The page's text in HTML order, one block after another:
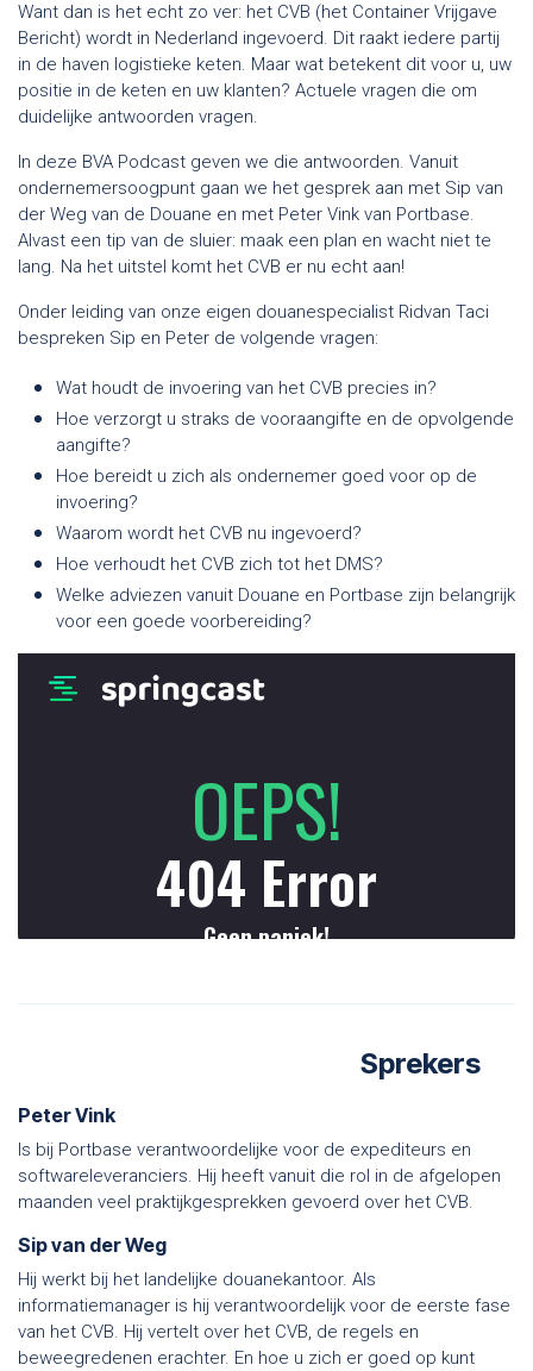
Want dan is het echt zo ver: het CVB (het Container Vrijgave
Bericht) wordt in Nederland ingevoerd. Dit raakt iedere partij
in de haven logistieke keten. Maar wat betekent dit voor u, uw
positie in de keten en uw klanten? Actuele vragen die om
duidelijke antwoorden vragen.
In deze BVA Podcast geven we die antwoorden. Vanuit
ondernemersoogpunt gaan we het gesprek aan met Sip van
der Weg van de Douane en met Peter Vink van Portbase.
Alvast een tip van de sluier: maak een plan en wacht niet te
lang. Na het uitstel komt het CVB er nu echt aan!
Onder leiding van onze eigen douanespecialist Ridvan Taci
bespreken Sip en Peter de volgende vragen:
Wat houdt de invoering van het CVB precies in?
Hoe verzorgt u straks de vooraangifte en de opvolgende
aangifte?
Hoe bereidt u zich als ondernemer goed voor op de
invoering?
Waarom wordt het CVB nu ingevoerd?
Hoe verhoudt het CVB zich tot het DMS?
Welke adviezen vanuit Douane en Portbase zijn belangrijk
voor een goede voorbereiding?
Sprekers
Peter Vink
Is bij Portbase verantwoordelijke voor de expediteurs en
softwareleveranciers. Hij heeft vanuit die rol in de afgelopen
maanden veel praktijkgesprekken gevoerd over het CVB.
Sip van der Weg
Hij werkt bij het landelijke douanekantoor. Als
informatiemanager is hij verantwoordelijk voor de eerste fase
van het CVB. Hij vertelt over het CVB, de regels en
beweegredenen erachter. En hoe u zich er goed op kunt